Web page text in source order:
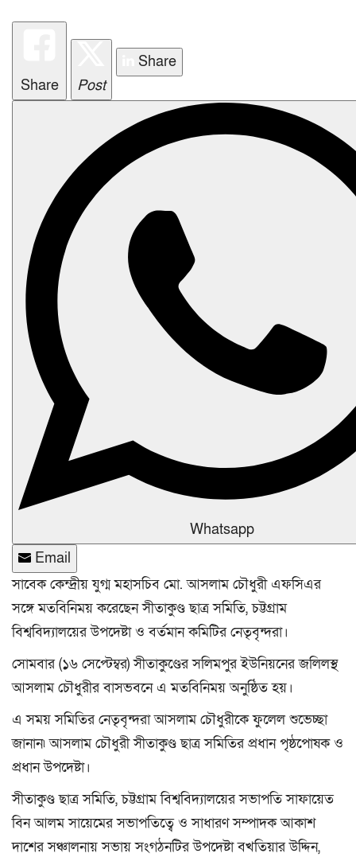
o
Share Post
Share
Whatsapp
Email
সাবেক কেন্দ্রীয় যুগ্ম মহাসচিব মো. আসলাম চৌধুরী এফসিএর
সঙ্গে মতবিনিময় করেছেন সীতাকুণ্ড ছাত্র সমিতি, চট্টগ্রাম
বিশ্ববিদ্যালয়ের উপদেষ্টা ও বর্তমান কমিটির নেতৃবৃন্দরা।
সোমবার (১৬ সেপ্টেম্বর) সীতাকুণ্ডের সলিমপুর ইউনিয়নের জলিলস্থ
আসলাম চৌধুরীর বাসভবনে এ মতবিনিময় অনুষ্ঠিত হয়।
এ সময় সমিতির নেতৃবৃন্দরা আসলাম চৌধুরীকে ফুলেল শুভেচ্ছা
জানান৷ আসলাম চৌধুরী সীতাকুণ্ড ছাত্র সমিতির প্রধান পৃষ্ঠপোষক ও
প্রধান উপদেষ্টা।
সীতাকুণ্ড ছাত্র সমিতি, চট্টগ্রাম বিশ্ববিদ্যালয়ের সভাপতি সাফায়েত
বিন আলম সায়েমের সভাপতিত্বে ও সাধারণ সম্পাদক আকাশ
দাশের সঞ্চালনায় সভায় সংগঠনটির উপদেষ্টা বখতিয়ার উদ্দিন,